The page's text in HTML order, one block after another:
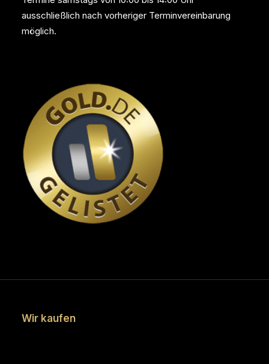
ausschließlich nach vorheriger Terminvereinbarung
möglich.
Wir kaufen